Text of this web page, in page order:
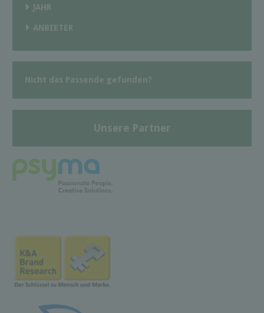
JAHR
ANBIETER
Nicht das Passende gefunden?
Unsere Partner